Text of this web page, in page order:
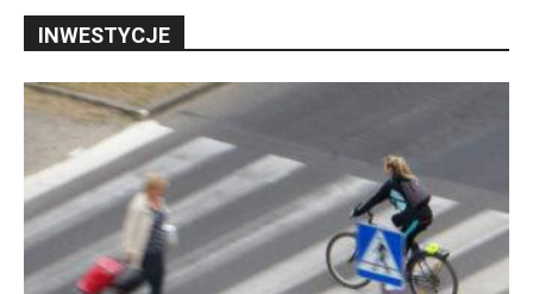
INWESTYCJE